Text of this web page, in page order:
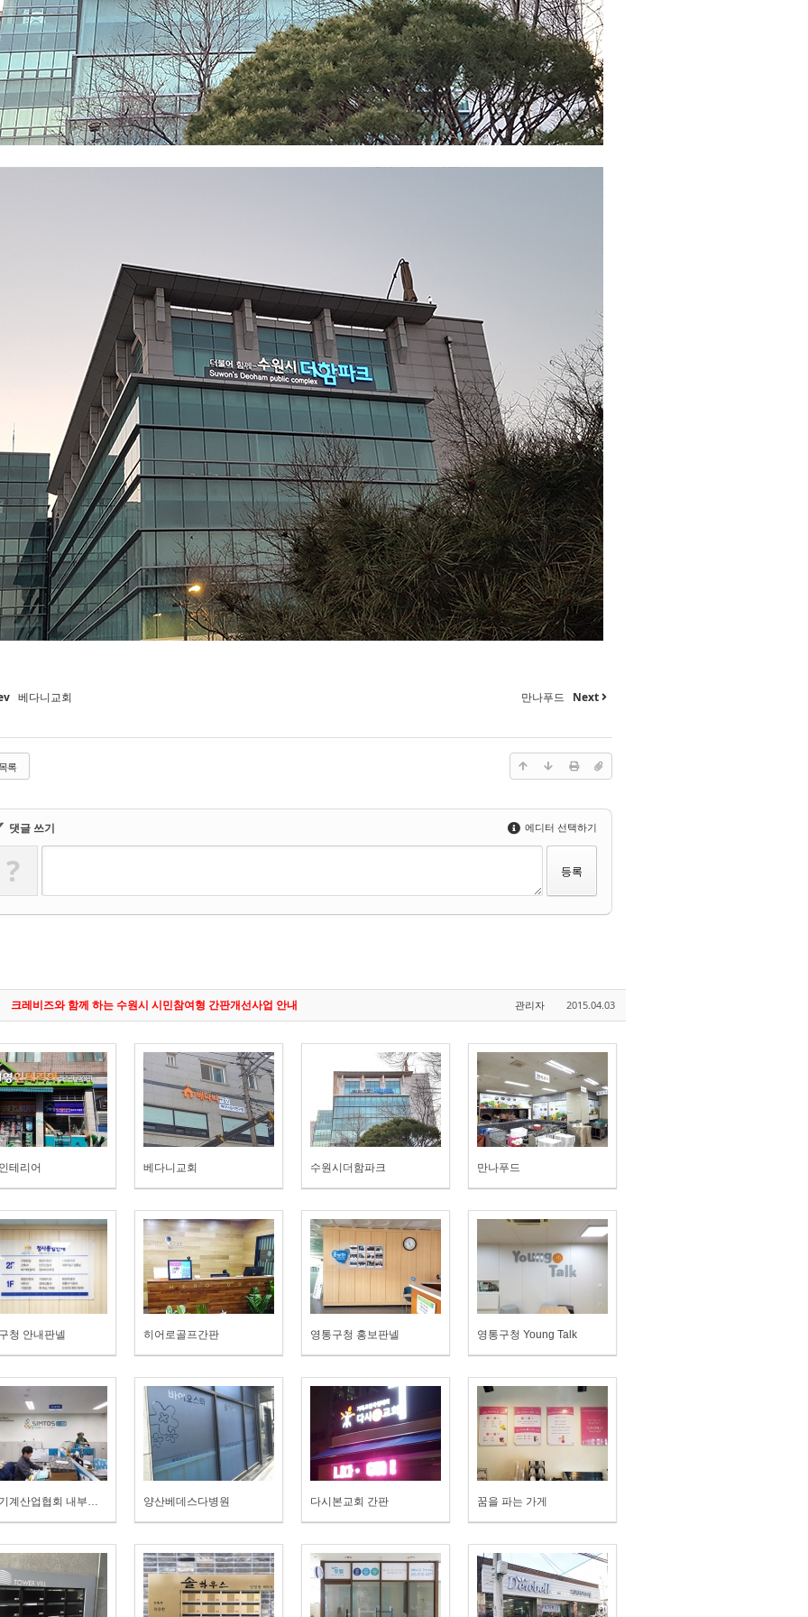
베다니교회 만나푸드 Next
록
댓글 쓰기 에디터 선택하기
?
크레비즈와 함께 하는 수원시 시민참여형 간판개선사업 안내 관리자 2015.04.03
테리어 베다니교회 수원시더함파크 만나푸드
청 안내판넬 히어로골프간판 영통구청 홍보판넬 영통구청 Young Talk
공작기계산업협회 내부사인 양산베데스다병원 다시본교회 간판 꿈을 파는 가게